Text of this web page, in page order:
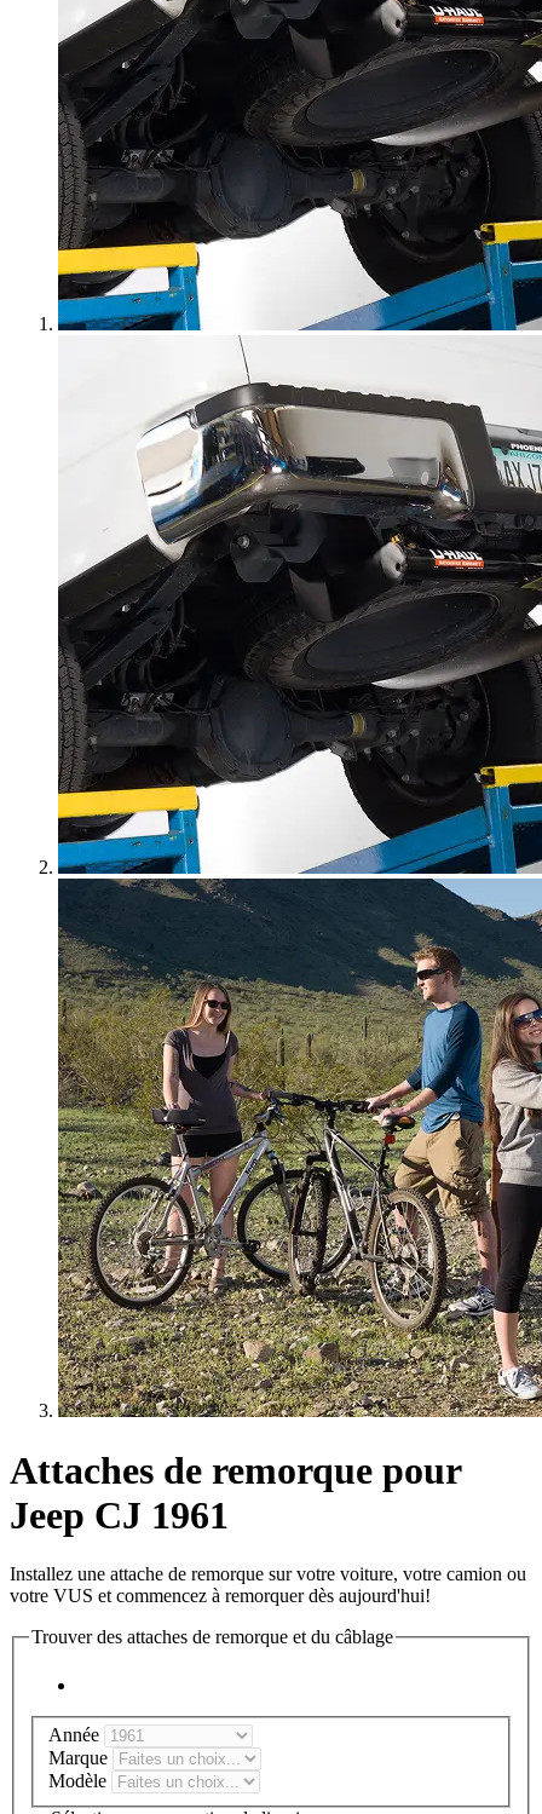
Attaches de remorque pour
Jeep CJ 1961
Installez une attache de remorque sur votre voiture, votre camion ou
votre VUS et commencez à remorquer dès aujourd'hui!
Trouver des attaches de remorque et du câblage
Année
Marque
Modèle